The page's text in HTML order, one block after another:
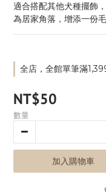
適合搭配其他犬種擺飾
為居家角落，增添一份
全店，全館單筆滿
NT$50
數量
加入購物車